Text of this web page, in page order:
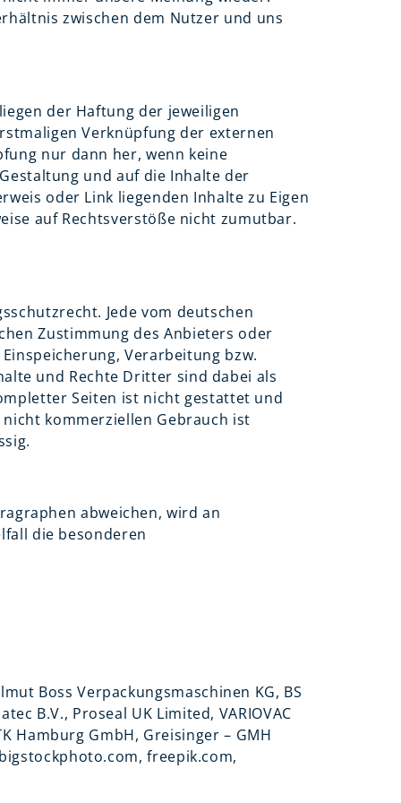
zwischen dem Nutzer und uns
der Haftung der jeweiligen
Verknüpfung der externen
nur dann her, wenn keine
und auf die Inhalte der
oder Link liegenden Inhalte zu Eigen
auf Rechtsverstöße nicht zumutbar.
Jede vom deutschen
Zustimmung des Anbieters oder
Verarbeitung bzw.
und Rechte Dritter sind dabei als
Seiten ist nicht gestattet und
kommerziellen Gebrauch ist
abweichen, wird an
die besonderen
Boss Verpackungsmaschinen KG, BS
B.V., Proseal UK Limited, VARIOVAC
Hamburg GmbH, Greisinger – GMH
freepik.com,